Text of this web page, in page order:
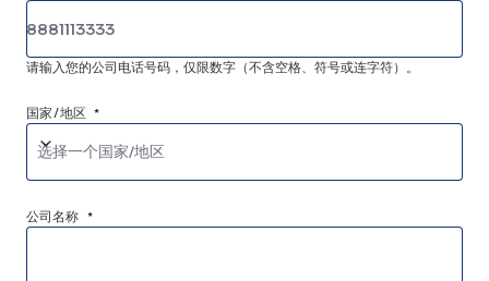
请输入您的公司电话号码，仅限数字（不含空格、符号或连字符）。
国家/地区 *
选择一个国家/地区
公司名称 *